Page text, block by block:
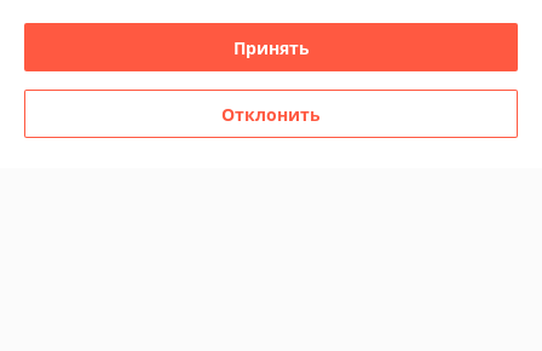
Полная версия сайта
Политика обработки cookies
Сайт создан на платформе Deal.by
Принять
Отклонить